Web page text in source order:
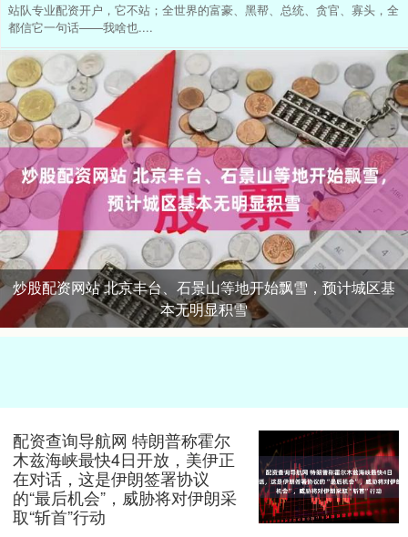
站队专业配资开户，它不站；全世界的富豪、黑帮、总统、贪官、寡头，全
都信它一句话——我啥也....
炒股配资网站 北京丰台、石景山等地开始飘雪，预计城区基
本无明显积雪
配资查询导航网 特朗普称霍尔
木兹海峡最快4日开放，美伊正
在对话，这是伊朗签署协议
的“最后机会”，威胁将对伊朗采
取“斩首”行动